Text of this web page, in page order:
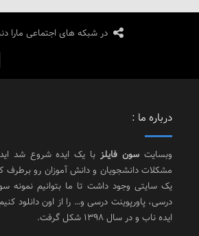
در شبکه های اجتماعی مارا
درباره ما :
وبسایت سون فایلزبا یک ایده شروع شد
مشکلات دانشجویان و دانش آموزان رو برطرف
یک سایتی وجود داشت تا ما بتوانیم نمونه
درسی، پاورپوینت درسی و… را از اون دانلود
ایده ناب و در سال 1398 شکل گرفت.